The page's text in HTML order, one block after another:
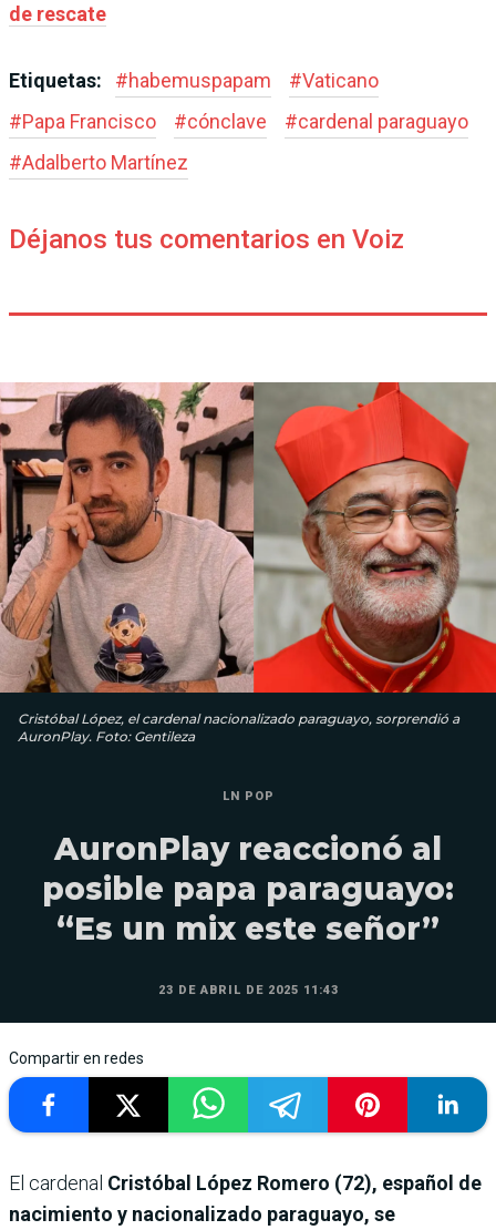
de rescate
Etiquetas: #habemuspapam #Vaticano
#Papa Francisco #cónclave #cardenal paraguayo
#Adalberto Martínez
Déjanos tus comentarios en Voiz
Cristóbal López, el cardenal nacionalizado paraguayo, sorprendió a
AuronPlay. Foto: Gentileza
LN POP
AuronPlay reaccionó al
posible papa paraguayo:
“Es un mix este señor”
23 DE ABRIL DE 2025 11:43
Compartir en redes
El cardenal Cristóbal López Romero (72), español de
nacimiento y nacionalizado paraguayo, se